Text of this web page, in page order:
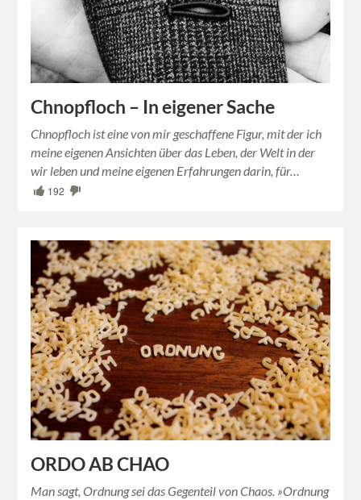
Chnopfloch – In eigener Sache
Chnopfloch ist eine von mir geschaffene Figur, mit der ich
meine eigenen Ansichten über das Leben, der Welt in der
wir leben und meine eigenen Erfahrungen darin, für…
192
ORDO AB CHAO
Man sagt, Ordnung sei das Gegenteil von Chaos. »Ordnung